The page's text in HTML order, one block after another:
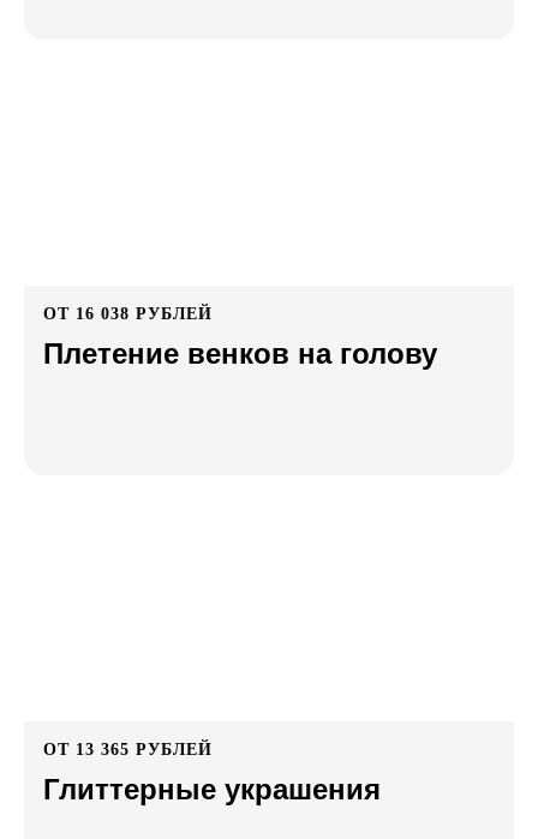
ОТ 16 038 РУБЛЕЙ
Плетение венков на голову
ОТ 13 365 РУБЛЕЙ
Глиттерные украшения